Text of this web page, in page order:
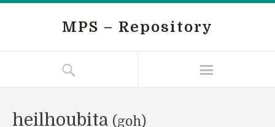
MPS – Repository
heilhoubita (goh)